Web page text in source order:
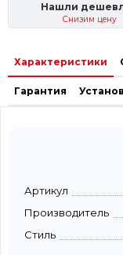
Нашли
Снизим цену
Характеристики
Гарантия
Артикул
Производитель
Стиль